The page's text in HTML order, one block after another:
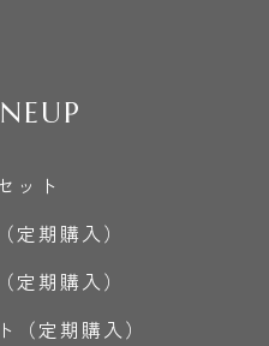
ット
定期購入）
定期購入）
（定期購入）